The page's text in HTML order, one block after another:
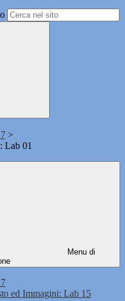
>
Lab 01
Menu di
ed Immagini: Lab 15